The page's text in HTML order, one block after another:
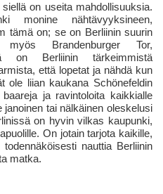
on useita mahdollisuuksia.
monine nähtävyyksineen,
tämä on; se on Berliinin suurin
Brandenburger Tor,
on Berliinin tärkeimmistä
että lopetat ja nähdä kun
ole liian kaukana Schönefeldin
ja ravintoloita kaikkialle
tai nälkäinen oleskelusi
on hyvin vilkas kaupunki,
On jotain tarjota kaikille,
nauttia Berliinin
matka.